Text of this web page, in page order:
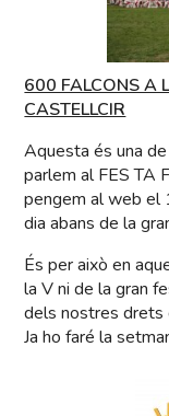
600 FALCONS A
CASTELLCIR
Aquesta és una
parlem al FES TA
pengem al web el
dia abans de la
És per això en
la V ni de la gran
dels nostres drets
Ja ho faré la